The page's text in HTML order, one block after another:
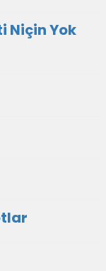
Niçin Yok